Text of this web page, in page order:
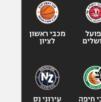
אולימפי
מכבי ראשון
לציון
חיפה
עירוני נס